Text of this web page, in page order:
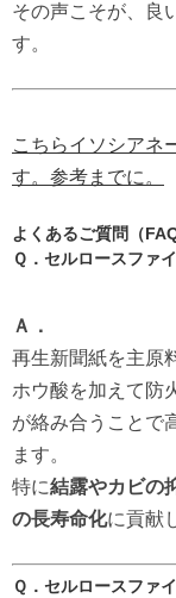
その声こそが、良
す。
こちらイソシアネ
す。参考までに。
よくあるご質問（FAQ
Ｑ．セルロースファ
Ａ．
再生新聞紙を主原
ホウ酸を加えて防
が絡み合うことで
ます。
特に結露やカビの
の長寿命化に貢献
Ｑ．セルロースファ